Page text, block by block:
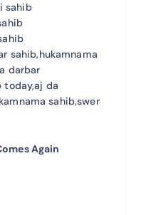
sahib
sahib,hukamnama
darbar
today,aj da
sahib,swer
Again